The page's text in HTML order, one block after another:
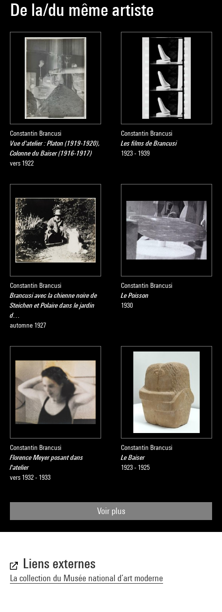
De la/du même artiste
Constantin Brancusi
Vue d'atelier : Platon (1919-1920),
Colonne du Baiser (1916-1917)
vers 1922
Constantin Brancusi
Les films de Brancusi
1923 - 1939
Constantin Brancusi
Brancusi avec la chienne noire de
Steichen et Polaire dans le jardin
d…
automne 1927
Constantin Brancusi
Le Poisson
1930
Constantin Brancusi
Florence Meyer posant dans
l'atelier
vers 1932 - 1933
Constantin Brancusi
Le Baiser
1923 - 1925
Voir plus
Liens externes
La collection du Musée national d’art moderne